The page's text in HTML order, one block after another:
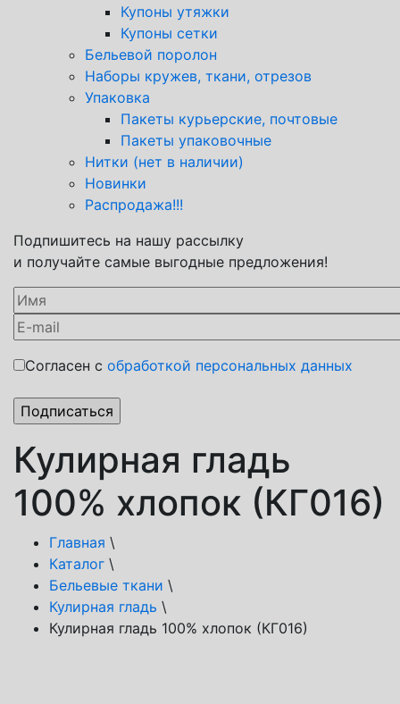
Купоны утяжки
Купоны сетки
Бельевой поролон
Наборы кружев, ткани, отрезов
Упаковка
Пакеты курьерские, почтовые
Пакеты упаковочные
Нитки (нет в наличии)
Новинки
Распродажа!!!
Подпишитесь на нашу рассылку
и получайте самые выгодные предложения!
Согласен с обработкой персональных данных
Кулирная гладь
100% хлопок (КГ016)
Главная \
Каталог \
Бельевые ткани \
Кулирная гладь \
Кулирная гладь 100% хлопок (КГ016)